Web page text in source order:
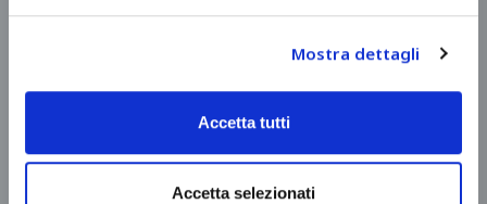
Mostra dettagli
Accetta tutti
Accetta selezionati
Проектируем и выпускаем линии
профилирования и линии резки в соответствии с